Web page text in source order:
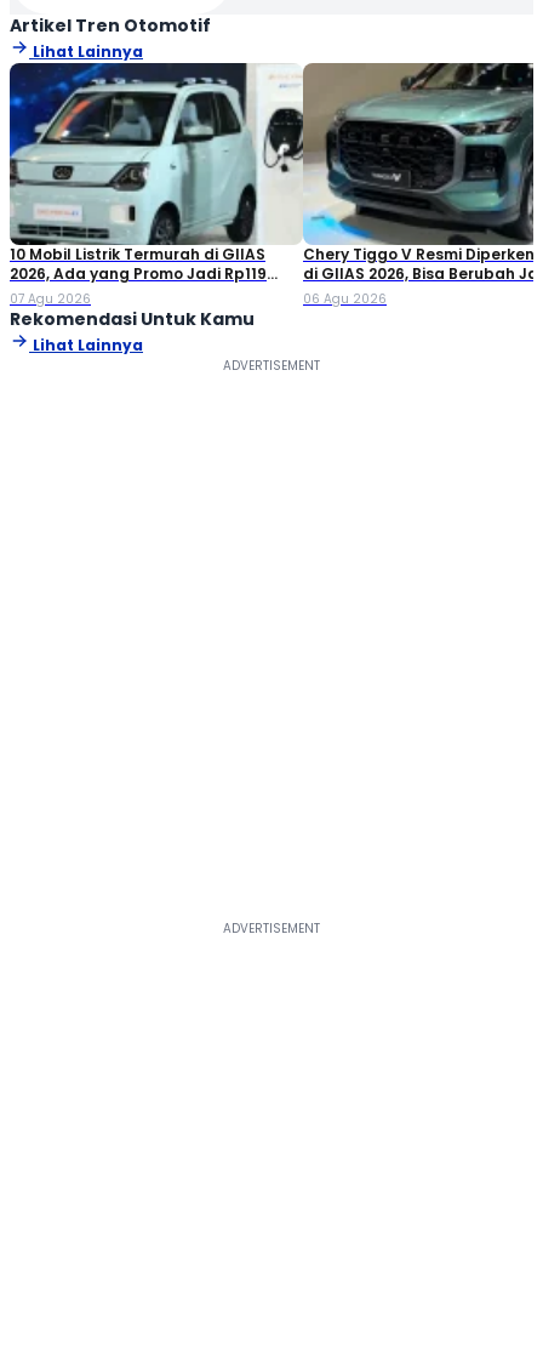
Artikel Tren Otomotif
Lihat Lainnya
10 Mobil Listrik Termurah di GIIAS
2026, Ada yang Promo Jadi Rp119
Jutaan!
07 Agu 2026
Chery Tiggo V Resmi
di GIIAS 2026, Bisa Berubah
Double Cabin
06 Agu 2026
Rekomendasi Untuk Kamu
Lihat Lainnya